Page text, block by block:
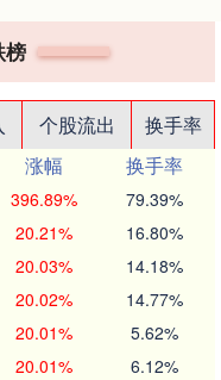
榜
个股流出
换手率
涨幅
换手率
396.89% 79.39%
20.21% 16.80%
20.03% 14.18%
20.02% 14.77%
20.01% 5.62%
20.01% 6.12%